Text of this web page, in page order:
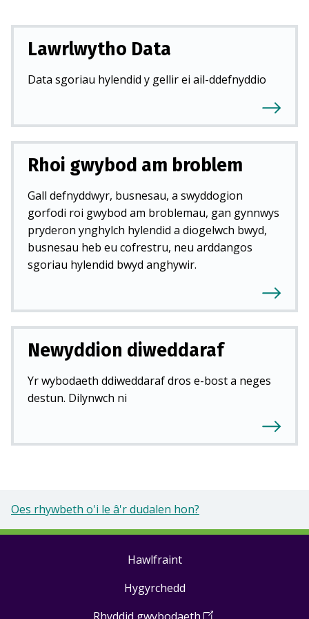
)
Lawrlwytho Data
Data sgoriau hylendid y gellir ei ail-ddefnyddio
Rhoi gwybod am broblem
Gall defnyddwyr, busnesau, a swyddogion
gorfodi roi gwybod am broblemau, gan gynnwys
pryderon ynghylch hylendid a diogelwch bwyd,
busnesau heb eu cofrestru, neu arddangos
sgoriau hylendid bwyd anghywir.
Newyddion diweddaraf
Yr wybodaeth ddiweddaraf dros e-bost a neges
destun. Dilynwch ni
Oes rhywbeth o'i le â'r dudalen hon?
Hawlfraint
Hygyrchedd